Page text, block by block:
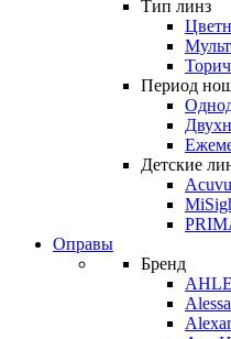
Тип линз
Период
Детские
Оправы
Бренд